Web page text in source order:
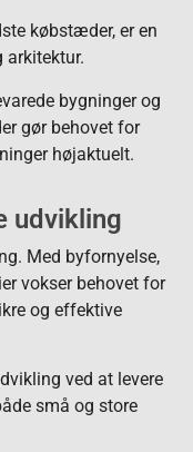
købstæder, er en
arkitektur.
bygninger og
gør behovet for
højaktuelt.
udvikling
Med byfornyelse,
vokser behovet for
og effektive
ved at levere
små og store